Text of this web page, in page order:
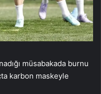
müsabakada burnu
karbon maskeyle